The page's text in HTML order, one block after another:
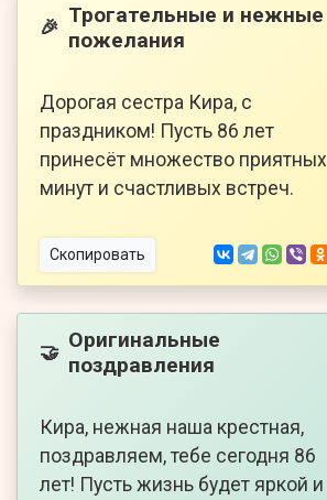
🎉 Трогательные и нежные
пожелания
Дорогая сестра Кира, с
праздником! Пусть 86 лет
принесёт множество приятных
минут и счастливых встреч.
Скопировать
🤝 Оригинальные
поздравления
Кира, нежная наша крестная,
поздравляем, тебе сегодня 86
лет! Пусть жизнь будет яркой и